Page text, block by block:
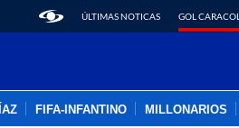
ÚLTIMAS NOTICAS GOL CARACOL
FIFA-INFANTINO MILLONARIOS